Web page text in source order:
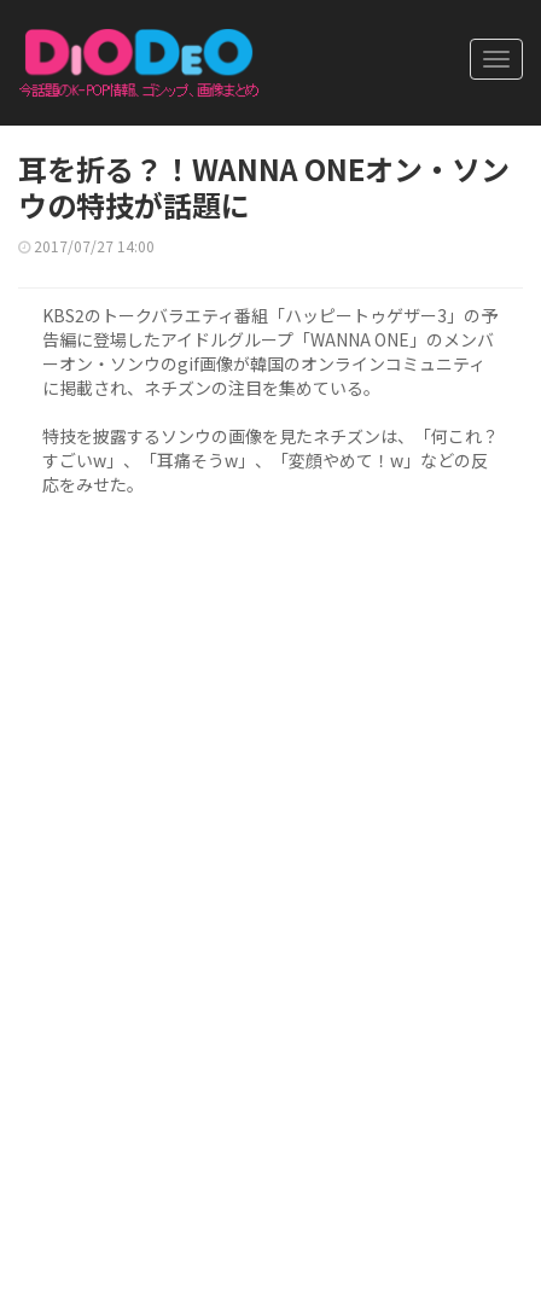
耳を折る？！WANNA ONEオン・ソン
ウの特技が話題に
2017/07/27 14:00
KBS2のトークバラエティ番組「ハッピートゥゲザー3」の予
告編に登場したアイドルグループ「WANNA ONE」のメンバ
ーオン・ソンウのgif画像が韓国のオンラインコミュニティ
に掲載され、ネチズンの注目を集めている。
特技を披露するソンウの画像を見たネチズンは、「何これ？
すごいw」、「耳痛そうw」、「変顔やめて！w」などの反
応をみせた。